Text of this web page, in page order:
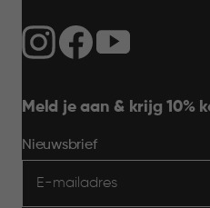
Meld je aan & krijg 10%
Nieuwsbrief